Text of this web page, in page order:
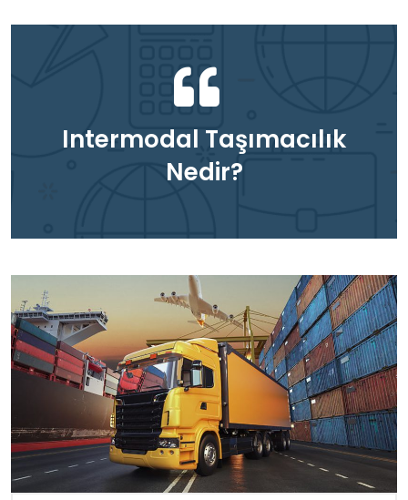
Intermodal Taşımacılık
Nedir?